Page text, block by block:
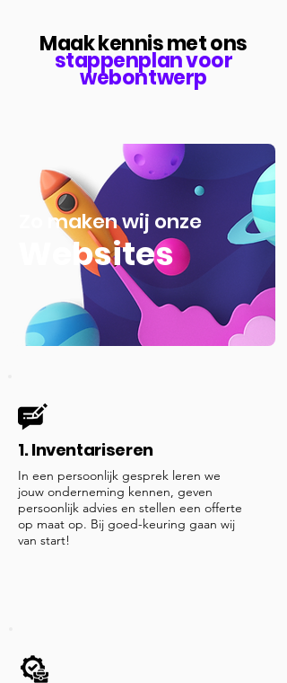
Maak kennis met ons
stappenplan voor
webontwerp
Zo maken wij onze
Websites
1. Inventariseren
In een persoonlijk gesprek leren we
jouw onderneming kennen, geven
persoonlijk advies en stellen een offerte
op maat op. Bij goed-keuring gaan wij
van start!